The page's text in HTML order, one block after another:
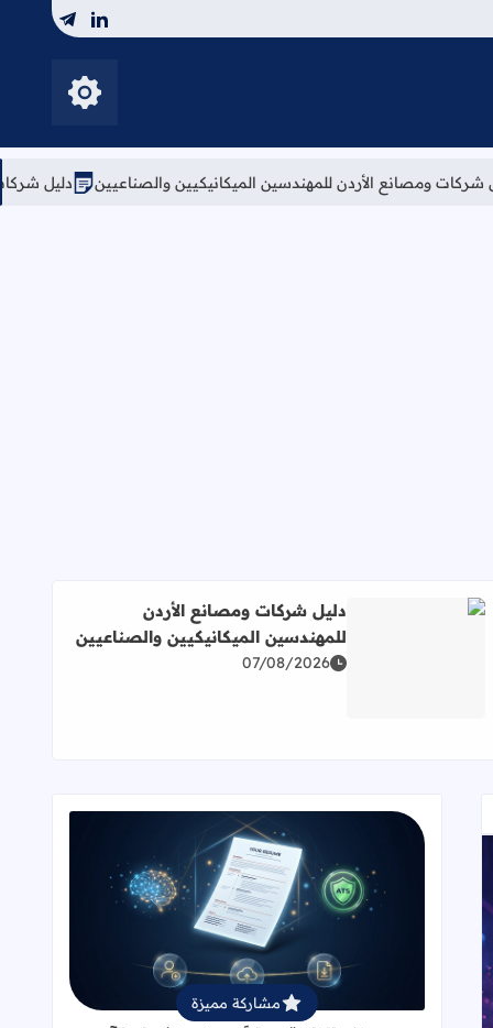
linkedin
telegram
إظهار الأزرار
للمهندسين الميكانيكيين والصناعيين دليل شركات البرمجة وتقنية المعلومات في ألمانيا 2026:
اقرأ المزيد عن دليل شركات ومصانع الأردن للمهندسين
دليل شركات ومصانع الأردن
للمهندسين الميكانيكيين والصناعيين
07/08/2026
قراءة المزيد عن سيرتك الذاتية
مشاركة مميزة